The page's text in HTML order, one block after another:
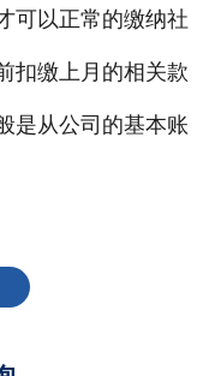
可以正常的缴纳社
扣缴上月的相关款
是从公司的基本账